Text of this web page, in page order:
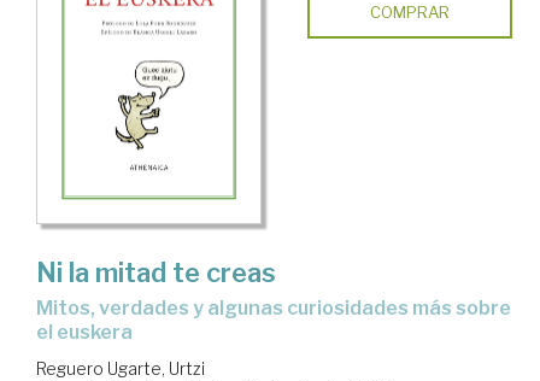
COMPRAR
Ni la mitad te creas
mitos, verdades y algunas curiosidades más sobre
el euskera
Reguero Ugarte, Urtzi